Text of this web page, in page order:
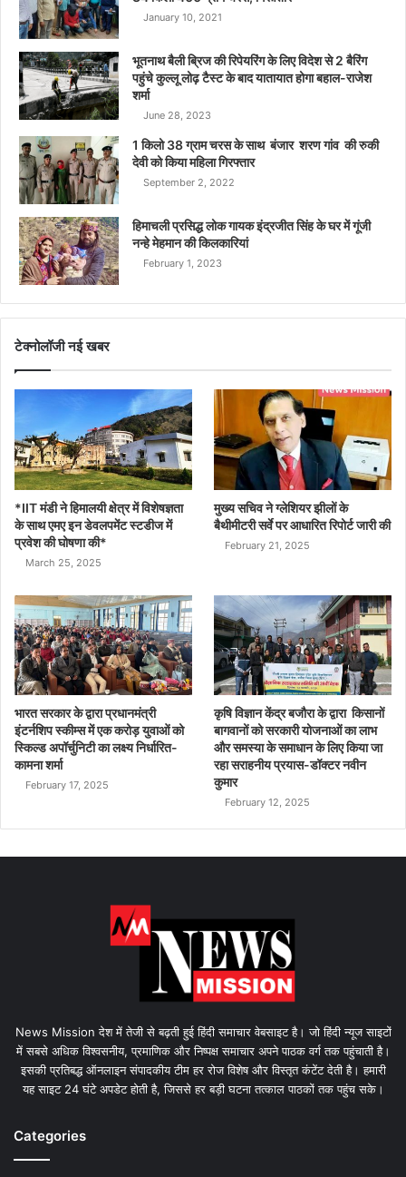
January 10, 2021
भूतनाथ बैली ब्रिज की रिपेयरिंग के लिए विदेश से 2 बैरिंग
पहुंचे कुल्लू लोढ़ टैस्ट के बाद यातायात होगा बहाल-राजेश
शर्मा
June 28, 2023
1 किलो 38 ग्राम चरस के साथ बंजार शरण गांव की रुकी
देवी को किया महिला गिरफ्तार
September 2, 2022
हिमाचली प्रसिद्ध लोक गायक इंद्रजीत सिंह के घर में गूंजी
नन्हे मेहमान की किलकारियां
February 1, 2023
टेक्नोलॉजी नई खबर
*IIT मंडी ने हिमालयी क्षेत्र में विशेषज्ञता
के साथ एमए इन डेवलपमेंट स्टडीज में
प्रवेश की घोषणा की*
March 25, 2025
मुख्य सचिव ने ग्लेशियर झीलों के
बैथीमीटरी सर्वे पर आधारित रिपोर्ट जारी की
February 21, 2025
भारत सरकार के द्वारा प्रधानमंत्री
इंटर्नशिप स्कीम्स में एक करोड़ युवाओं को
स्किल्ड अपॉर्चुनिटी का लक्ष्य निर्धारित-
कामना शर्मा
February 17, 2025
कृषि विज्ञान केंद्र बजौरा के द्वारा किसानों
बागवानों को सरकारी योजनाओं का लाभ
और समस्या के समाधान के लिए किया जा
रहा सराहनीय प्रयास-डॉक्टर नवीन
कुमार
February 12, 2025
News Mission देश में तेजी से बढ़ती हुई हिंदी समाचार वेबसाइट है। जो हिंदी न्यूज साइटों
में सबसे अधिक विश्वसनीय, प्रमाणिक और निष्पक्ष समाचार अपने पाठक वर्ग तक पहुंचाती है।
इसकी प्रतिबद्ध ऑनलाइन संपादकीय टीम हर रोज विशेष और विस्तृत कंटेंट देती है। हमारी
यह साइट 24 घंटे अपडेट होती है, जिससे हर बड़ी घटना तत्काल पाठकों तक पहुंच सके।
Categories